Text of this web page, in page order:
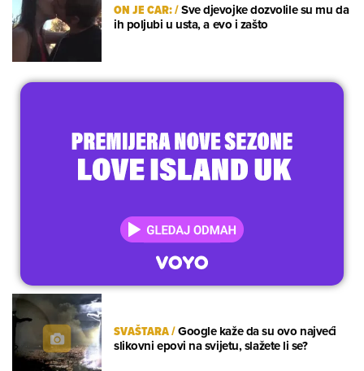
ON JE CAR:/Sve djevojke dozvolile su mu da
ih poljubi u usta, a evo i zašto
SVAŠTARA/Google kaže da su ovo najveći
slikovni epovi na svijetu, slažete li se?